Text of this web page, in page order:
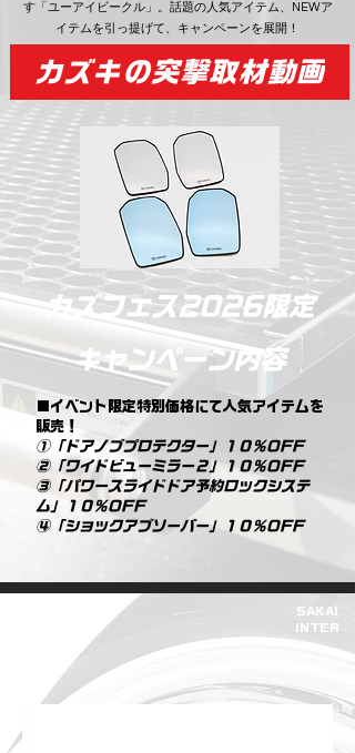
す「ユーアイビークル」。話題の人気アイテム、NEWア
イテムを引っ提げて、キャンペーンを展開！
カズキの突撃取材動画
​カズフェス2026限定
キャンペーン内容
■イベント限定特別価格にて人気アイテムを
販売！
①「ドアノブプロテクター」１０％OFF
②「ワイドビューミラー２」１０％OFF
③「パワースライドドア予約ロックシステ
ム」１０％OFF
​④「ショックアブソーバー」１０％OFF
SAKAI
​INTER